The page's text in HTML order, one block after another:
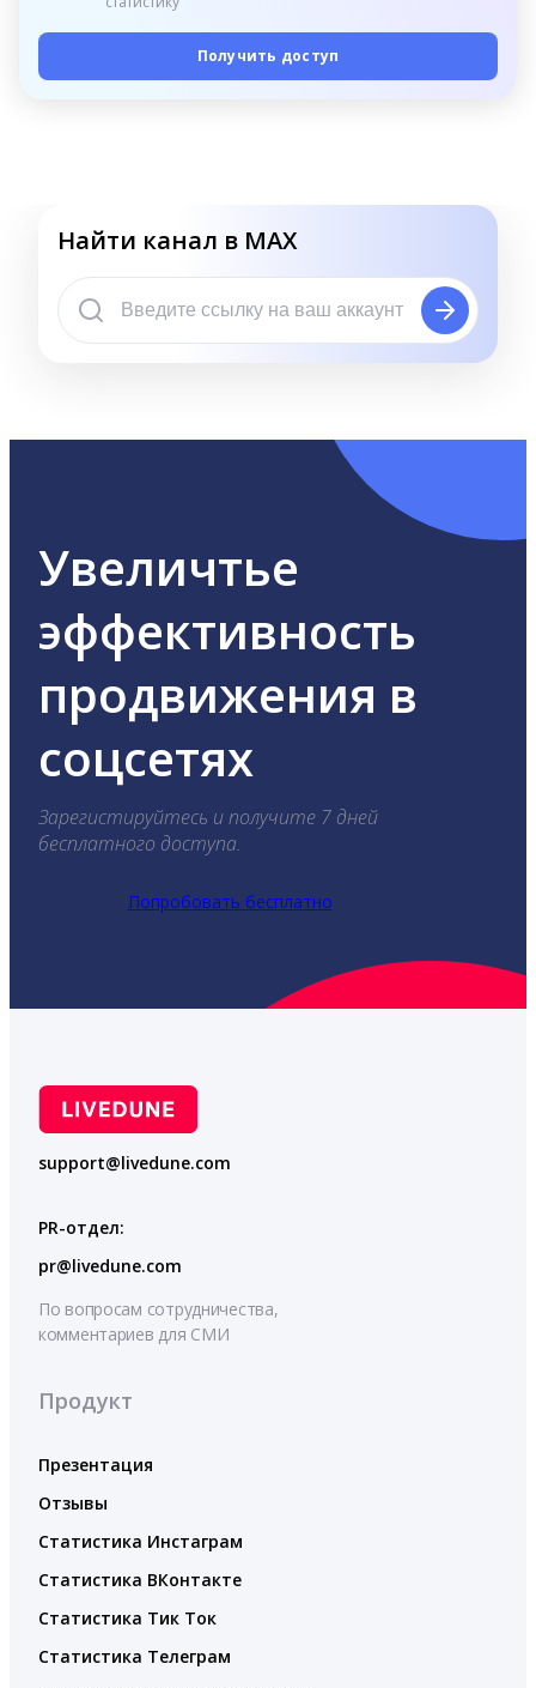
Получить доступ
Найти канал в MAX
Увеличтье
эффективность
продвижения в
соцсетях
Зарегистируйтесь и получите 7 дней
бесплатного доступа.
Попробовать бесплатно
support@livedune.com
PR-отдел:
pr@livedune.com
По вопросам сотрудничества,
комментариев для СМИ
Продукт
Презентация
Отзывы
Статистика Инстаграм
Статистика ВКонтакте
Статистика Тик Ток
Статистика Телеграм